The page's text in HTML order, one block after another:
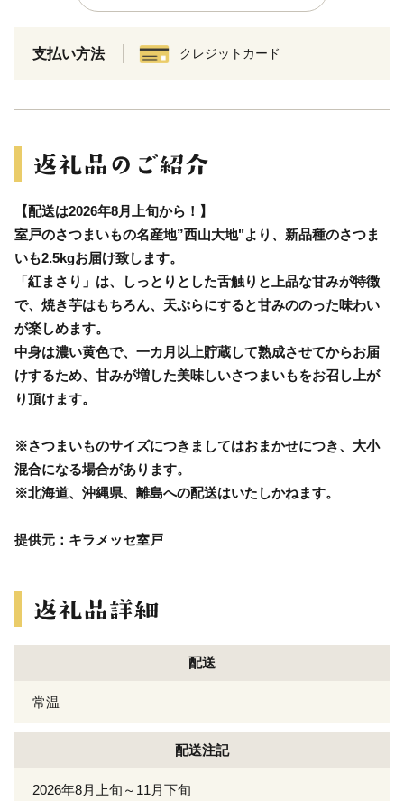
支払い方法 クレジットカード
【配送は2026年8月上旬から！】
室戸のさつまいもの名産地”西山大地"より、新品種のさつま
いも2.5kgお届け致します。
「紅まさり」は、しっとりとした舌触りと上品な甘みが特徴
で、焼き芋はもちろん、天ぷらにすると甘みののった味わい
が楽しめます。
中身は濃い黄色で、一カ月以上貯蔵して熟成させてからお届
けするため、甘みが増した美味しいさつまいもをお召し上が
り頂けます。
※さつまいものサイズにつきましてはおまかせにつき、大小
混合になる場合があります。
※北海道、沖縄県、離島への配送はいたしかねます。
提供元：キラメッセ室戸
配送
常温
配送注記
2026年8月上旬～11月下旬